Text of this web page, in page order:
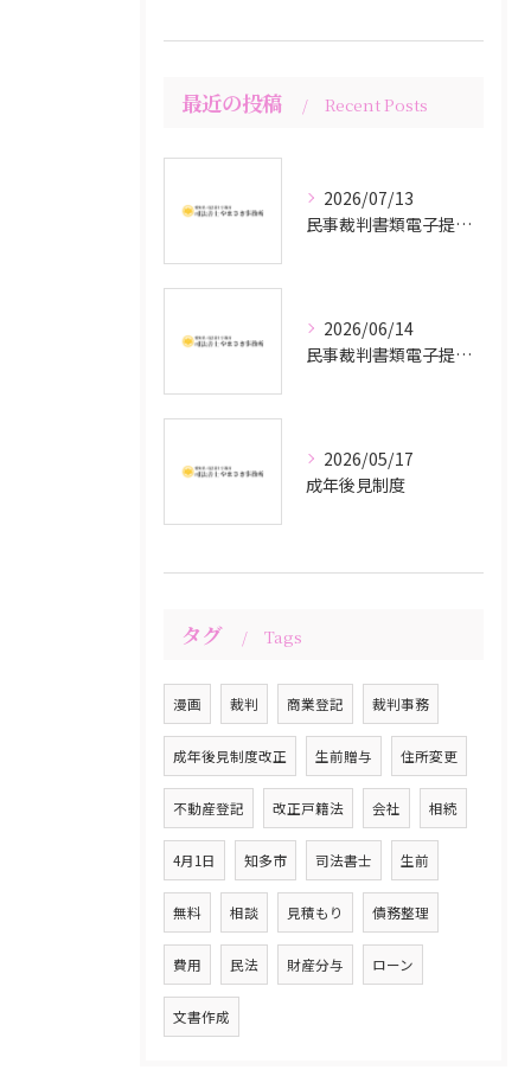
最近の投稿 Recent Posts
2026/07/13
民事裁判書類電子提出システム（mints）
2026/06/14
民事裁判書類電子提出システム
2026/05/17
成年後見制度
タグ Tags
漫画 裁判 商業登記 裁判事務
成年後見制度改正 生前贈与 住所変更
不動産登記 改正戸籍法 会社 相続
4月1日 知多市 司法書士 生前
無料 相談 見積もり 債務整理
費用 民法 財産分与 ローン
文書作成